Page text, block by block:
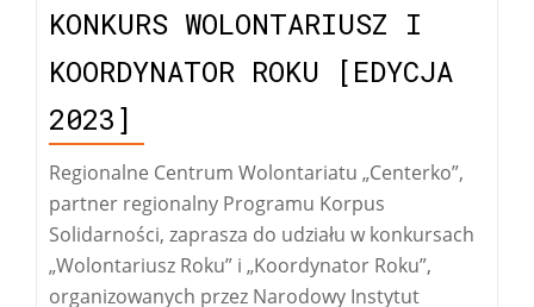
KONKURS WOLONTARIUSZ I
KOORDYNATOR ROKU [EDYCJA
2023]
Regionalne Centrum Wolontariatu „Centerko”,
partner regionalny Programu Korpus
Solidarności, zaprasza do udziału w konkursach
„Wolontariusz Roku” i „Koordynator Roku”,
organizowanych przez Narodowy Instytut